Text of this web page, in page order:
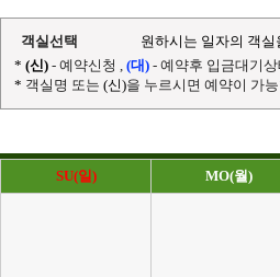
객실선택
원하시는 일자의 객
* (신) - 예약신청 , (대) - 예약후 입금대기
* 객실명 또는 (신)을 누르시면 예약이 가
SU(일) MO(월)